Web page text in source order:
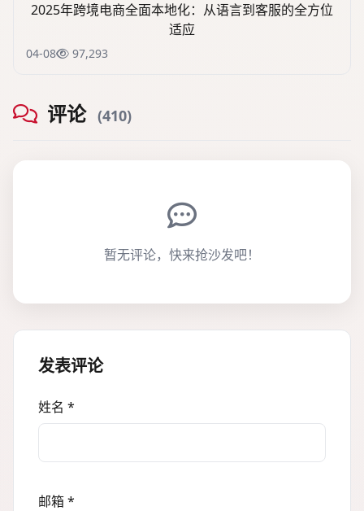
2025年跨境电商全面本地化：从语言到客服的全方位
适应
04-08 97,293
评论 (410)
暂无评论，快来抢沙发吧！
发表评论
姓名 *
邮箱 *